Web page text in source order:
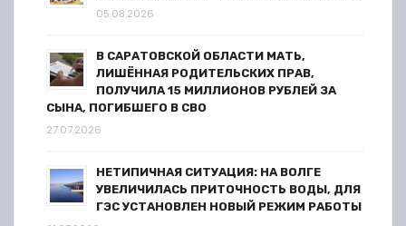
05.08.2026
В САРАТОВСКОЙ ОБЛАСТИ МАТЬ,
ЛИШЁННАЯ РОДИТЕЛЬСКИХ ПРАВ,
ПОЛУЧИЛА 15 МИЛЛИОНОВ РУБЛЕЙ ЗА
СЫНА, ПОГИБШЕГО В СВО
27.07.2026
НЕТИПИЧНАЯ СИТУАЦИЯ: НА ВОЛГЕ
УВЕЛИЧИЛАСЬ ПРИТОЧНОСТЬ ВОДЫ, ДЛЯ
ГЭС УСТАНОВЛЕН НОВЫЙ РЕЖИМ РАБОТЫ